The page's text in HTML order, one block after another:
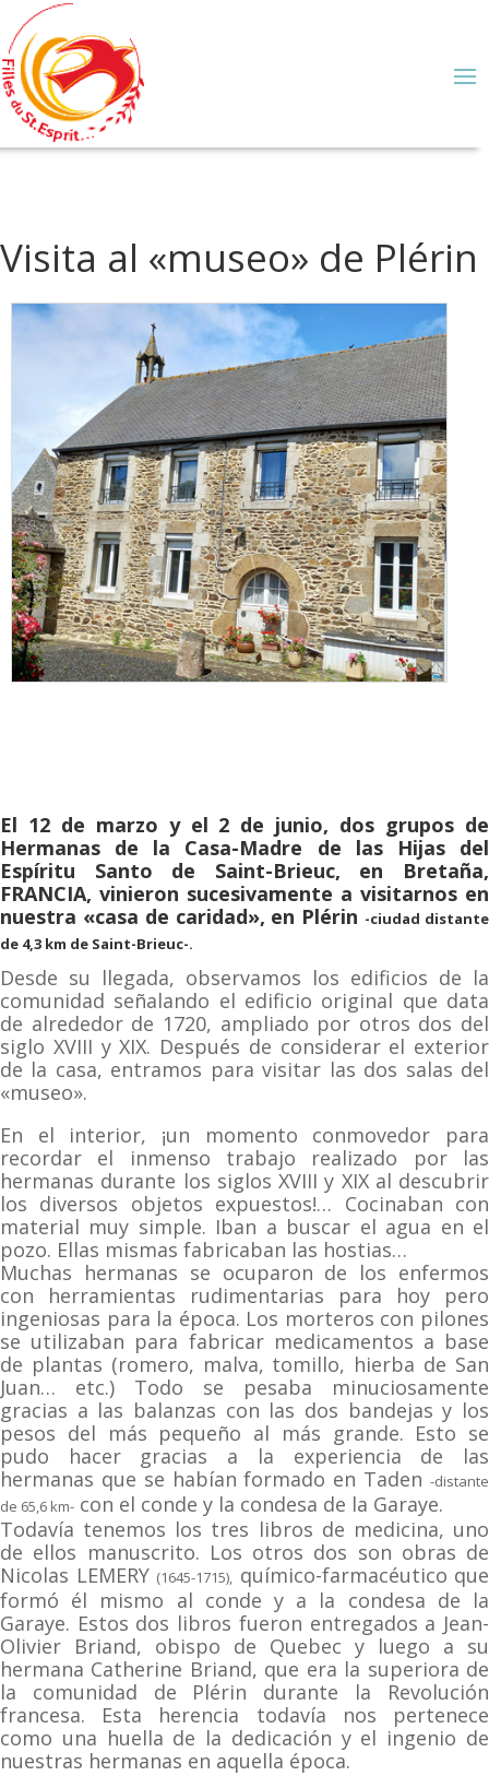
Visita al «museo» de Plérin
El 12 de marzo y el 2 de junio, dos grupos de
Hermanas de la Casa-Madre de las Hijas del
Espíritu Santo de Saint-Brieuc, en Bretaña,
FRANCIA, vinieron sucesivamente a visitarnos en
nuestra «casa de caridad», en Plérin -ciudad distante
de 4,3 km de Saint-Brieuc-.
Desde su llegada, observamos los edificios de la
comunidad señalando el edificio original que data
de alrededor de 1720, ampliado por otros dos del
siglo XVIII y XIX. Después de considerar el exterior
de la casa, entramos para visitar las dos salas del
«museo».
En el interior, ¡un momento conmovedor para
recordar el inmenso trabajo realizado por las
hermanas durante los siglos XVIII y XIX al descubrir
los diversos objetos expuestos!… Cocinaban con
material muy simple. Iban a buscar el agua en el
pozo. Ellas mismas fabricaban las hostias…
Muchas hermanas se ocuparon de los enfermos
con herramientas rudimentarias para hoy pero
ingeniosas para la época. Los morteros con pilones
se utilizaban para fabricar medicamentos a base
de plantas (romero, malva, tomillo, hierba de San
Juan… etc.) Todo se pesaba minuciosamente
gracias a las balanzas con las dos bandejas y los
pesos del más pequeño al más grande. Esto se
pudo hacer gracias a la experiencia de las
hermanas que se habían formado en Taden -distante
de 65,6 km- con el conde y la condesa de la Garaye.
Todavía tenemos los tres libros de medicina, uno
de ellos manuscrito. Los otros dos son obras de
Nicolas LEMERY (1645-1715), químico-farmacéutico que
formó él mismo al conde y a la condesa de la
Garaye. Estos dos libros fueron entregados a Jean-
Olivier Briand, obispo de Quebec y luego a su
hermana Catherine Briand, que era la superiora de
la comunidad de Plérin durante la Revolución
francesa. Esta herencia todavía nos pertenece
como una huella de la dedicación y el ingenio de
nuestras hermanas en aquella época.